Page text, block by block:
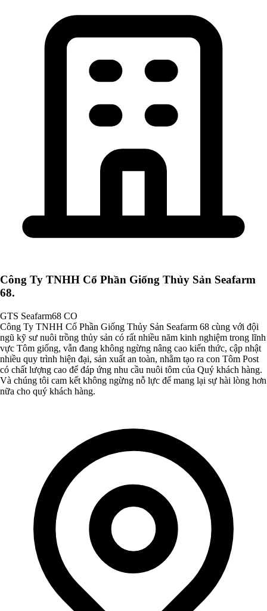
Công Ty TNHH Cổ Phần Giống Thủy Sản Seafarm
68.
GTS Seafarm68 CO
Công Ty TNHH Cổ Phần Giống Thủy Sản Seafarm 68 cùng với đội
ngũ kỹ sư nuôi trồng thủy sản có rất nhiều năm kinh nghiệm trong lĩnh
vực Tôm giống, vẫn đang không ngừng nâng cao kiến thức, cập nhật
nhiều quy trình hiện đại, sản xuất an toàn, nhằm tạo ra con Tôm Post
có chất lượng cao để đáp ứng nhu cầu nuôi tôm của Quý khách hàng.
Và chúng tôi cam kết không ngừng nỗ lực để mang lại sự hài lòng hơn
nữa cho quý khách hàng.